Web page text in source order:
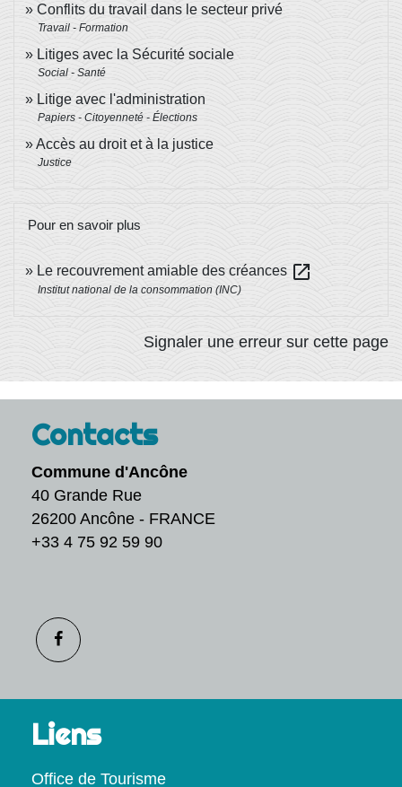
Conflits du travail dans le secteur privé
Travail - Formation
Litiges avec la Sécurité sociale
Social - Santé
Litige avec l'administration
Papiers - Citoyenneté - Élections
Accès au droit et à la justice
Justice
Pour en savoir plus
Le recouvrement amiable des créances open_in_new
Institut national de la consommation (INC)
Signaler une erreur sur cette page
Contacts
Commune d'Ancône
40 Grande Rue
26200 Ancône - FRANCE
+33 4 75 92 59 90
Liens
Office de Tourisme